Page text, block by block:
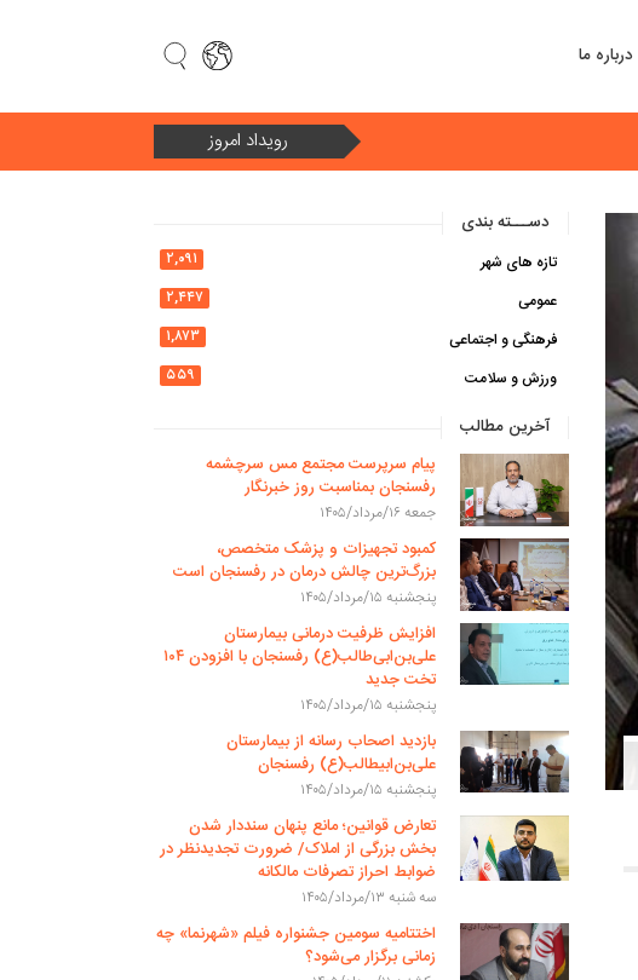
درباره ما
رویداد امروز
دســـته بندی
تازه های شهر
۲,۰۹۱
عمومی
۲,۴۴۷
فرهنگی و اجتماعی
۱,۸۷۳
ورزش و سلامت
۵۵۹
آخرین مطالب
پیام سرپرست مجتمع مس سرچشمه
رفسنجان بمناسبت روز خبرنگار
جمعه ۱۶/مرداد/۱۴۰۵
کمبود تجهیزات و پزشک متخصص،
بزرگ‌ترین چالش درمان در رفسنجان است
پنجشنبه ۱۵/مرداد/۱۴۰۵
افزایش ظرفیت درمانی بیمارستان
علی‌بن‌ابی‌طالب(ع) رفسنجان با افزودن ۱۰۴
تخت جدید
پنجشنبه ۱۵/مرداد/۱۴۰۵
بازدید اصحاب رسانه از بیمارستان
علی‌بن‌ابیطالب(ع) رفسنجان
پنجشنبه ۱۵/مرداد/۱۴۰۵
تعارض قوانین؛ مانع پنهان سنددار شدن
بخش بزرگی از املاک/ ضرورت تجدیدنظر در
ضوابط احراز تصرفات مالکانه
سه شنبه ۱۳/مرداد/۱۴۰۵
اختتامیه سومین جشنواره فیلم «شهرنما» چه
زمانی برگزار می‌شود؟